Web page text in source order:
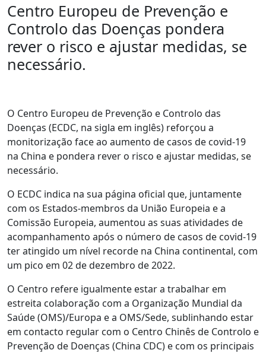
Centro Europeu de Prevenção e
Controlo das Doenças pondera
rever o risco e ajustar medidas, se
necessário.
O Centro Europeu de Prevenção e Controlo das
Doenças (ECDC, na sigla em inglês) reforçou a
monitorização face ao aumento de casos de covid-19
na China e pondera rever o risco e ajustar medidas, se
necessário.
O ECDC indica na sua página oficial que, juntamente
com os Estados-membros da União Europeia e a
Comissão Europeia, aumentou as suas atividades de
acompanhamento após o número de casos de covid-19
ter atingido um nível recorde na China continental, com
um pico em 02 de dezembro de 2022.
O Centro refere igualmente estar a trabalhar em
estreita colaboração com a Organização Mundial da
Saúde (OMS)/Europa e a OMS/Sede, sublinhando estar
em contacto regular com o Centro Chinês de Controlo e
Prevenção de Doenças (China CDC) e com os principais